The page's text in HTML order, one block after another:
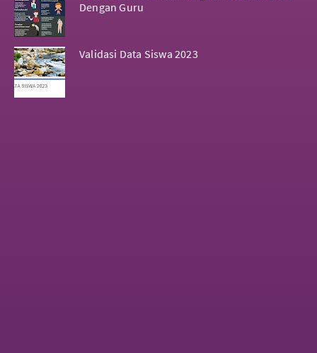
Dengan Guru
Validasi Data Siswa 2023